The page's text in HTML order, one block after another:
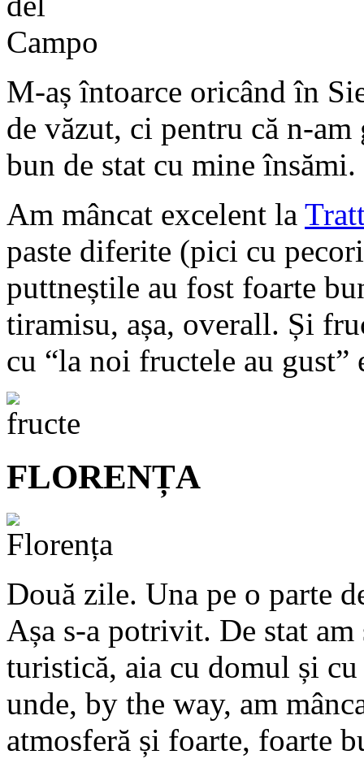
M-aș întoarce oricând în
de văzut, ci pentru că n-
bun de stat cu mine însămi.
Am mâncat excelent la
paste diferite (pici cu
puttneștile au fost foarte
tiramisu, așa, overall. Și
cu “la noi fructele au gust”
FLORENȚA
Două zile. Una pe o parte
Așa s-a potrivit. De stat
turistică, aia cu domul și
unde, by the way, am
atmosferă și foarte, foarte